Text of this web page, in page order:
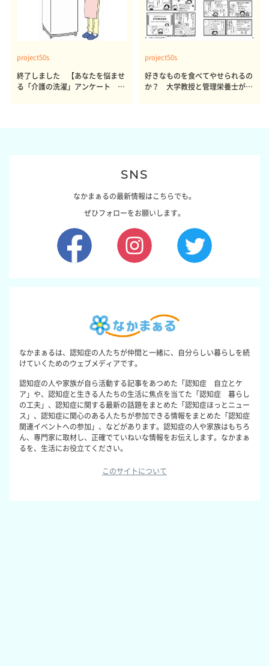
project50s
終了しました 【あなたを悩ませ
る「介護の洗濯」アンケート 体
project50s
好きなものを食べてやせられるの
か？ 大学教授と管理栄養士が出
SNS
なかまぁるの最新情報はこちらでも。
ぜひフォローをお願いします。
なかまぁるは、認知症の人たちが仲間と一緒に、自分らしい暮らしを続
けていくためのウェブメディアです。
認知症の人や家族が自ら活動する記事をあつめた「認知症 自立とケ
ア」や、認知症と生きる人たちの生活に焦点を当てた「認知症 暮らし
の工夫」、認知症に関する最新の話題をまとめた「認知症ほっとニュー
ス」、認知症に関心のある人たちが参加できる情報をまとめた「認知症
関連イベントへの参加」、などがあります。認知症の人や家族はもちろ
ん、専門家に取材し、正確でていねいな情報をお伝えします。なかまぁ
るを、生活にお役立てください。
このサイトについて